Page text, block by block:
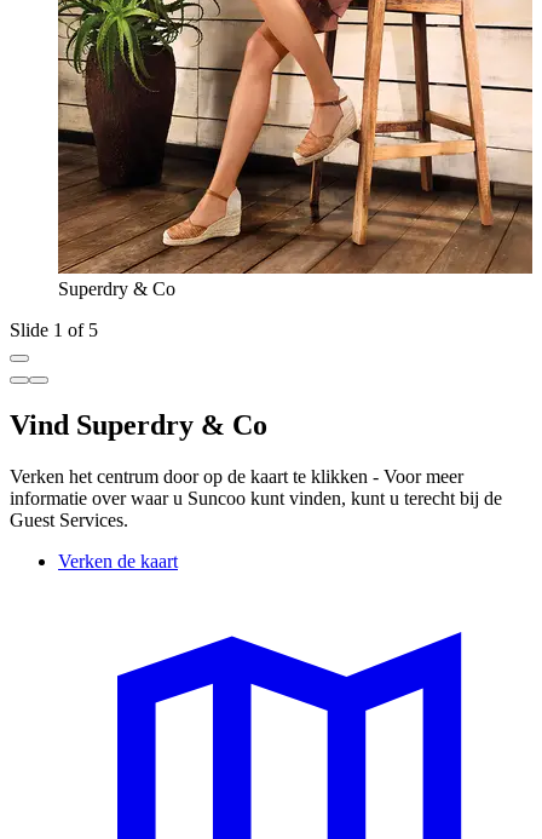
Superdry & Co
Slide 1 of 5
Vind Superdry & Co
Verken het centrum door op de kaart te klikken - Voor meer
informatie over waar u Suncoo kunt vinden, kunt u terecht bij de
Guest Services.
Verken de kaart